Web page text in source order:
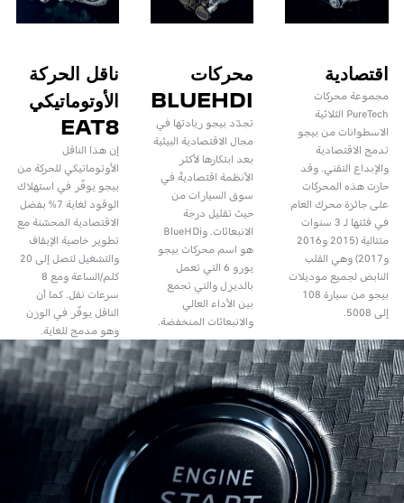
اقتصادية
مجموعة محركات
PureTech الثلاثية
الاسطوانات من بيجو
تدمج الاقتصادية
والإبداع التقني. وقد
حازت هذه المحركات
على جائزة محرك العام
في فئتها لـ 3 سنوات
متتالية (2015 و2016
و2017) وهي القلب
النابض لجميع موديلات
بيجو من سيارة 108
إلى 5008.
محركات
BLUEHDI
تجدّد بيجو ريادتها في
مجال الاقتصادية البيئية
بعد ابتكارها لأكثر
الأنظمة اقتصاديةً في
سوق السيارات من
حيث تقليل درجة
الانبعاثات. وBlueHDi
هو اسم محركات بيجو
يورو 6 التي تعمل
بالديزل والتي تجمع
بين الأداء العالي
والانبعاثات المنخفضة.
ناقل الحركة
الأوتوماتيكي
EAT8
إن هذا الناقل
الأوتوماتيكي للحركة من
بيجو يوفّر في استهلاك
الوقود لغاية 7% بفضل
الاقتصادية المحسّنة مع
تطوير خاصية الإيقاف
والتشغيل لتصل إلى 20
كلم/الساعة ومع 8
سرعات نقل. كما أن
الناقل يوفّر في الوزن
وهو مدمج للغاية.